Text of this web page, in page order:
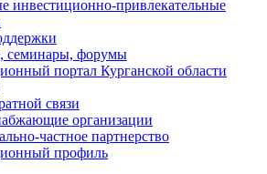
инвестиционно-привлекательные
семинары, форумы
портал Курганской области
связи
организации
частное партнерство
профиль